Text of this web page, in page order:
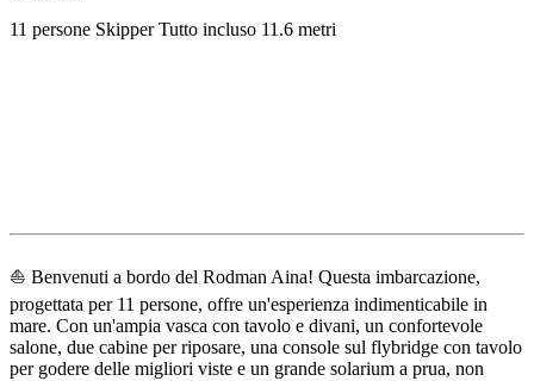
11 persone Skipper Tutto incluso 11.6 metri
Descrizione
⛵ Benvenuti a bordo del Rodman Aina! Questa imbarcazione,
progettata per 11 persone, offre un'esperienza indimenticabile in
mare. Con un'ampia vasca con tavolo e divani, un confortevole
salone, due cabine per riposare, una console sul flybridge con tavolo
per godere delle migliori viste e un grande solarium a prua, non